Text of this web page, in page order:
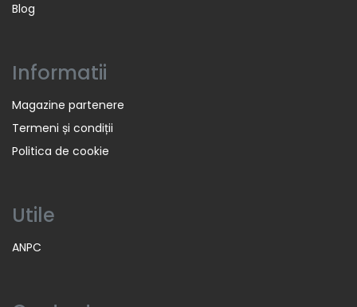
Blog
Informatii
Magazine partenere
Termeni și condiții
Politica de cookie
Utile
ANPC